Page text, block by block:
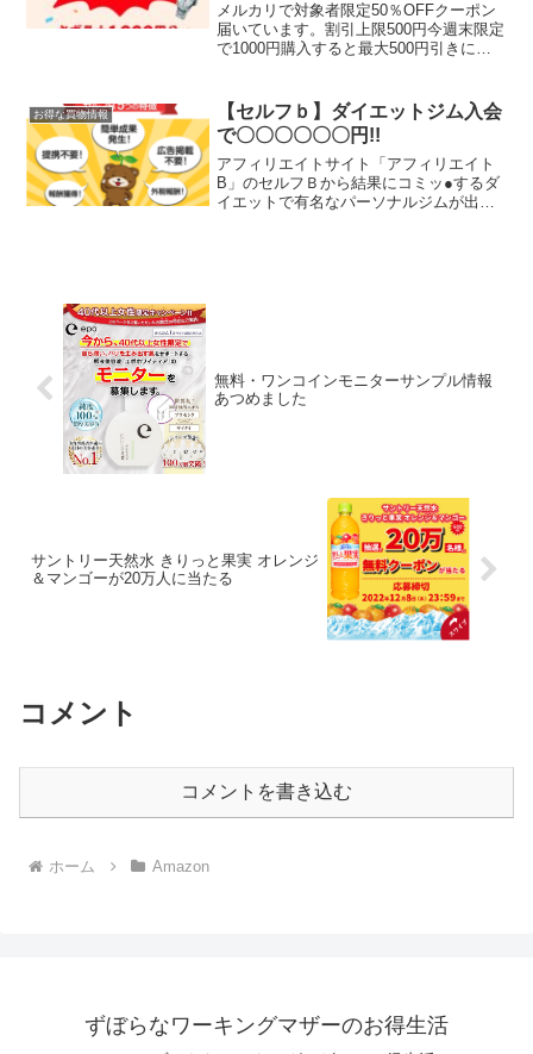
メルカリで対象者限定50％OFFクーポン
届いています。割引上限500円今週末限定
で1000円購入すると最大500円引きにな
す。販売手数料実質半額のお知らせも来
てました...
お得な買物情報
【セルフｂ】ダイエットジム入会
で〇〇〇〇〇〇円!!
アフィリエイトサイト「アフィリエイト
B」のセルフＢから結果にコミッ●するダ
イエットで有名なパーソナルジムが出て
無料・ワンコインモニターサンプル情報
あつめました
サントリー天然水 きりっと果実 オレンジ
＆マンゴーが20万人に当たる
コメント
コメントを書き込む
ホーム Amazon
ずぼらなワーキングマザーのお得生活